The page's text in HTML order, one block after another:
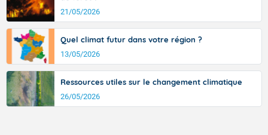
21/05/2026
Quel climat futur dans votre région ?
13/05/2026
Ressources utiles sur le changement climatique
26/05/2026